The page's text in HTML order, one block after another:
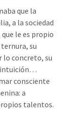
que la
a la sociedad
le es propio
ternura, su
lo concreto, su
intuición…
consciente
a
talentos.